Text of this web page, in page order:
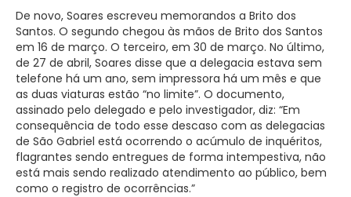
De novo, Soares escreveu memorandos a Brito dos
Santos. O segundo chegou às mãos de Brito dos Santos
em 16 de março. O terceiro, em 30 de março. No último,
de 27 de abril, Soares disse que a delegacia estava sem
telefone há um ano, sem impressora há um mês e que
as duas viaturas estão “no limite”. O documento,
assinado pelo delegado e pelo investigador, diz: “Em
consequência de todo esse descaso com as delegacias
de São Gabriel está ocorrendo o acúmulo de inquéritos,
flagrantes sendo entregues de forma intempestiva, não
está mais sendo realizado atendimento ao público, bem
como o registro de ocorrências.”